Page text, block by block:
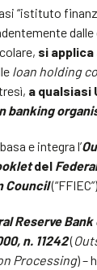
“istituto
si
loan holding
a qualsiasi
banking
e integra l’
del
Council
Reserve
n. 11242(
Processing) –